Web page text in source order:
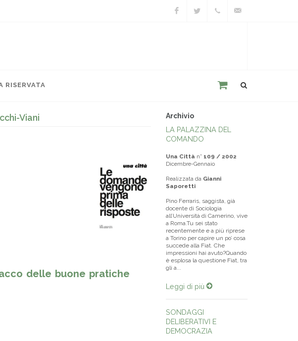
RISERVATA
Viani
delle buone pratiche
Archivio
LA PALAZZINA DEL
COMANDO
Una Città n° 109 / 2002
Dicembre-Gennaio
Realizzata da Gianni
Saporetti
Pino Ferraris, saggista, già
docente di Sociologia
all’Università di Camerino, vive
a Roma.Tu sei stato
recentemente e a più riprese
a Torino per capire un po’ cosa
succede alla Fiat. Che
impressioni hai avuto?Quando
è esplosa la questione Fiat, tra
gli a...
Leggi di più
SONDAGGI
DELIBERATIVI E
DEMOCRAZIA